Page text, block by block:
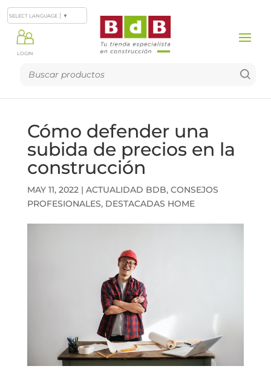
LOGIN
SELECT LANGUAGE ▼
Cómo defender una
subida de precios en la
construcción
MAY 11, 2022| ACTUALIDAD BDB, CONSEJOS
PROFESIONALES, DESTACADAS HOME